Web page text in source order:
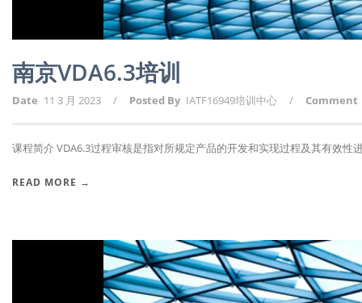
南京VDA6.3培训
Date 11 3 月 2023 / Posted By IATF16949培训中心 / Comment
课程简介 VDA6.3过程审核是指对所规定产品的开发和实现过程及其有效性
READ MORE →